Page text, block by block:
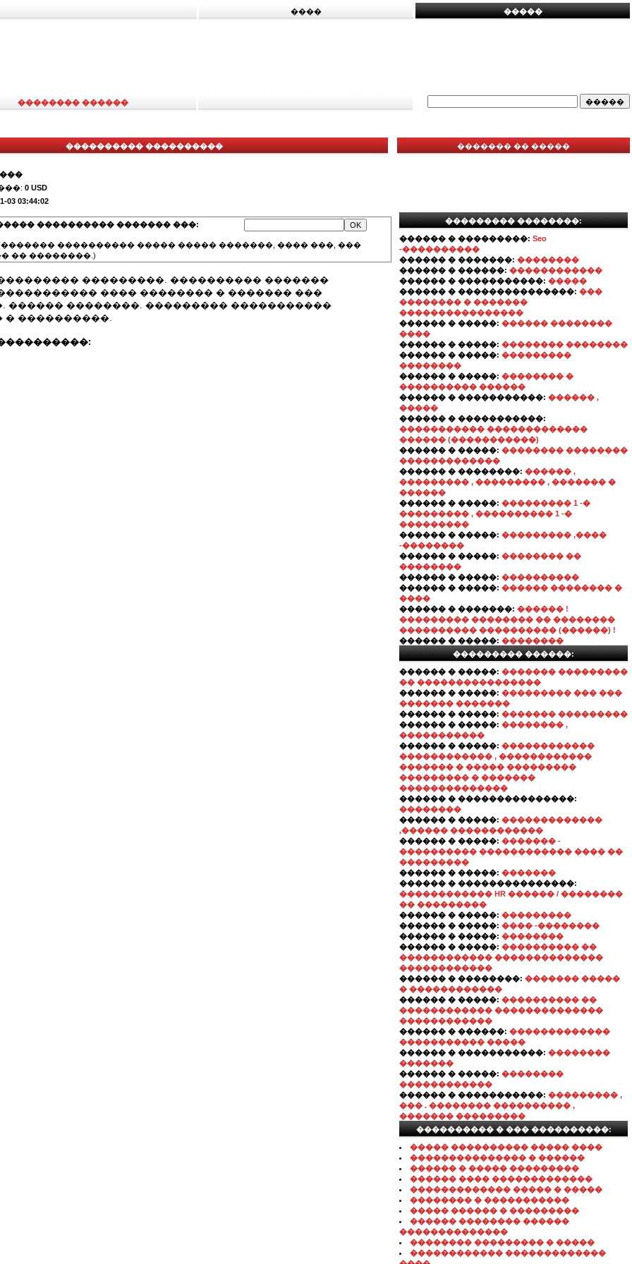
���� �����
�������� ������
���������� ����������
0 USD
03 03:44:02
���������� ������� ���:
���������� ����� ����� �������, ���� ���, ���
�� ��������.)
���������. ���������� �������
���� �������� � ������� ���
������ ��������. ��������� �����������
� ����������.
������� �� �����
��������� ��������:
������ � ���������: Seo
-����������
������ � �������: ��������
������ � ������: ������������
������ � �����������: �����
������ � ���������������: ���
�������� � �������
����������������
������ � �����: ������ ��������
����
������ � �����: �������� ��������
������ � �����: ���������
��������
������ � �����: �������� �
���������� ������
������ � �����������: ������ ,
�����
������ � �����������:
����������� �������������
������ (�����������)
������ � �����: �������� ��������
�������������
������ � ��������: ������ ,
��������� , ��������� , ������� �
������
������ � �����: ��������� 1 -�
��������� , ���������� 1 -�
���������
������ � �����: ��������� ,����
-��������
������ � �����: �������� ��
��������
������ � �����: ����������
������ � �����: ������ �������� �
����
������ � �������: ������ !
��������� �������� �� ��������
���������� ���������� (������) !
������ � �����: ��������
��������� ������:
������ � �����: ������� ���������
�� ����������������
������ � �����: ��������� ��� ���
������� �������
������ � �����: ������� ���������
������ � �����: �������� ,
�����������
������ � �����: ������������
������������ , ������������
������� � ����� ���������
��������� � �������
��������������
������ � ���������������:
��������
������ � �����: �������������
,������ ������������
������ � �����: ������� -
���������� ������������ ���� ��
���������
������ � �����: �������
������ � ���������������:
������������ HR ������ / ��������
�� ���������
������ � �����: ���������
������ � �����: ���� -��������
������ � �����: ��������
������ � �����: ���������� ��
������������ ��������������
������������
������ � ��������: ������� �����
� ������������
������ � �����: ���������� ��
������������ ��������������
������������
������ � ������: �������������
����������� �����
������ � �����������: ��������
�������
������ � �����: ��������
������������
������ � �����������: ��������� ,
��� . �������� ���������� ,
������� ���������
���������� � ��� ����������:
����� ���������� ����� ����
��������������� � ������
������ � ����� ���������
������ ���� �������������
������������� ����� � �����
�������� � �����������
����� ������ � ���������
������ �������� ������
��������������
�������� ��������� � �����
������������ �������������